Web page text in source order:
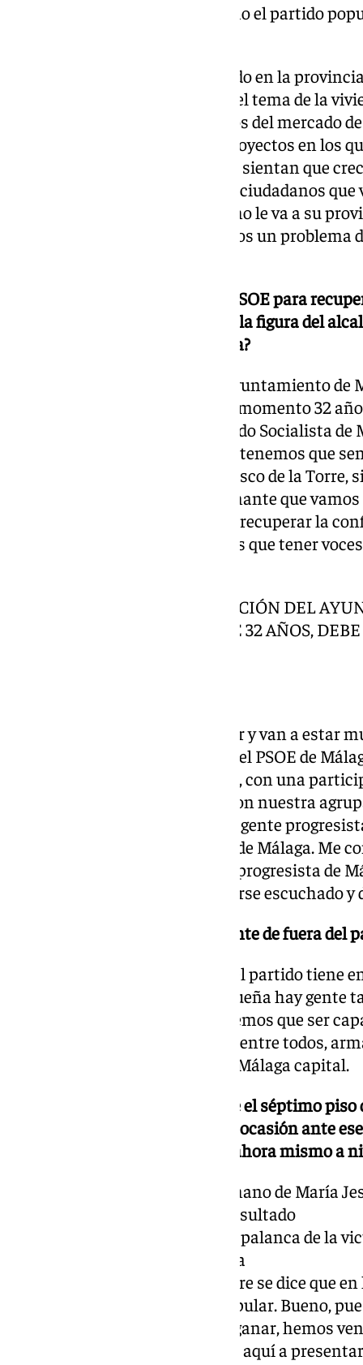
«Se está equivocando mucho el partido
El Partido Popular está aplicando en la
muchos casos. Por ejemplo, en el tema de la
malagueños se queden excluidos del mercado
que ser capaces de presentar proyectos en los
que los malagueños también se sientan que
ser que que nosotros tengamos ciudadanos
que a ellos no le va tan bien como le va a su
ninguna duda. Nosotros tenemos un problema
¿Cuál va a ser la estrategia del PSOE para
décadas: buscar un desgaste de la figura del
promover otro tipo de estrategia?
Es básica la recuperación del Ayuntamiento de
después de 30 que serán en ese momento 32
objetivo prioritario para el Partido Socialista de
objetivo prioritario. Yo creo que tenemos que
el desgaste del alcalde de Francisco de la Torre,
presentarle ese proyecto ilusionante que
los malagueños. Ser capaces de recuperar la
ciudadanos de Málaga. Tenemos que tener
«ES BÁSICA LA RECUPERACIÓN DEL
POR EL PSOE DESPUÉS DE 32 AÑOS,
Esas voces existen y se van a ver y van a estar
espacio también. Yo quiero que el PSOE de
de los militantes, que lo va a ser, con una
constante con los militantes, con nuestra
espacio de encuentro de toda la gente
servicio de la gente progresista de Málaga. Me
esté abierto para que cualquier progresista de
donde sentirse útil, donde sentirse escuchado
¿Se podrían abrir entonces a gente de fuera del
No le quepa ninguna duda que el partido tiene
talento. Y en la sociedad malagueña hay
posiciones de progreso que tenemos que ser
esos puntos de encuentro. Para entre todos,
ilusionante también para para Málaga capital.
No sé si tiene vértigo aquí desde el séptimo
pero en 2026 se verá la primera ocasión ante
esa visión perdedora que tiene ahora mismo a
Yo estoy convencido que de la mano de María
tendremos un extraordinario resultado
y que nosotros vamos a ser una palanca de la
que pueda llegar a la presidencia
de la Junta de Andalucía. Siempre se dice que
caladero del voto del Partido Popular. Bueno,
Nosotros hemos venido aquí a ganar, hemos
los malagueños . Hemos venido aquí a